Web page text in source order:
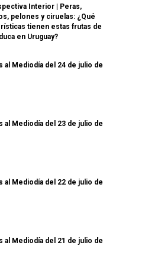
Interior | Peras,
pelones y ciruelas: ¿Qué
tienen estas frutas de
en Uruguay?
al Mediodía del 24 de julio de
al Mediodía del 23 de julio de
al Mediodía del 22 de julio de
al Mediodía del 21 de julio de